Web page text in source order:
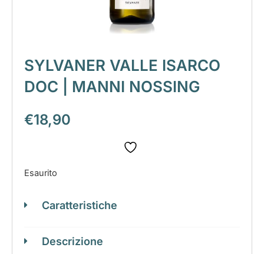
SYLVANER VALLE ISARCO
DOC | MANNI NOSSING
€18,90
Esaurito
Caratteristiche
Descrizione